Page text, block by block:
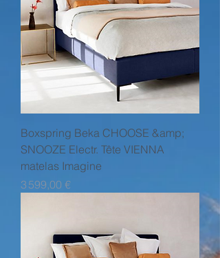
Boxspring Beka CHOOSE &amp;
SNOOZE Electr. Tête VIENNA
matelas Imagine
Prix
3 599,00 €